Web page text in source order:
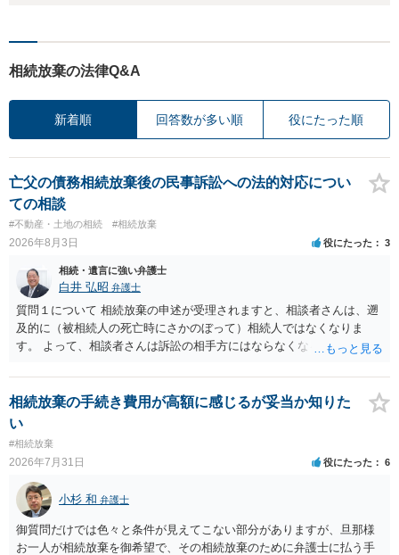
相続放棄の法律Q&A
新着順 回答数が多い順 役にたった順
亡父の債務相続放棄後の民事訴訟への法的対応につい
ての相談
#不動産・土地の相続 #相続放棄
2026年8月3日 役にたった 3
相続・遺言に強い弁護士
白井 弘昭 弁護士
質問１について 相続放棄の申述が受理されますと、相談者さんは、遡
及的に（被相続人の死亡時にさかのぼって）相続人ではなくなりま
す。 よって、相談者さんは訴訟の相手方にはならなくなるので（明け
理証明を家庭裁判所で取得し、コピーを答弁書に添えて裁判所に提出
してください。 質問２について 請求棄却を求める答弁書を提出すれ
ば、第１回期日は出席する必要がありません。その日は差支え（用事
はないので、ｍｉｎｔｓでの提出の必要は無いと思います。郵送（期
限までに届けばよい）で十分です。 詳細は、書面記載の裁判所書記官
にお問い合わせください。 以上、ご参考まで。
相続放棄の手続き費用が高額に感じるが妥当か知りた
い
#相続放棄
2026年7月31日 役にたった 6
小杉 和 弁護士
御質問だけでは色々と条件が見えてこない部分がありますが、旦那様
お一人が相続放棄を御希望で、その相続放棄のために弁護士に払う手